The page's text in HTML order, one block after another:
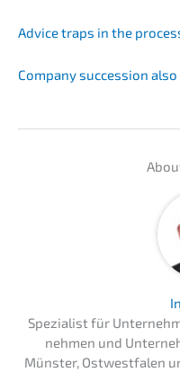
Advice traps in the
Compa­ny succes­si­on
Spezia­list für
neh­men und
Münster, Ostwest­fa­len